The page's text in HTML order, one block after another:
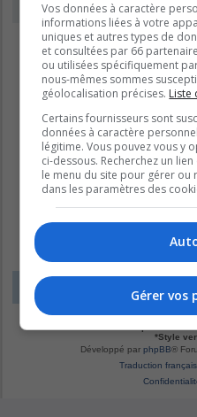
LE DOMAINE BLEU
*Original by
*Style
Développé par phpBB®
Traduction
Vos données à caractère
informations liées à votre
uniques et autres types de
et consultées par 66
ou utilisées spécifiquement
nous-mêmes sommes
géolocalisation précises. Liste
Certains fournisseurs sont
données à caractère
légitime. Vous pouvez vous y
ci-dessous. Recherchez un
le menu du site pour gérer
dans les paramètres des
Gérer vos